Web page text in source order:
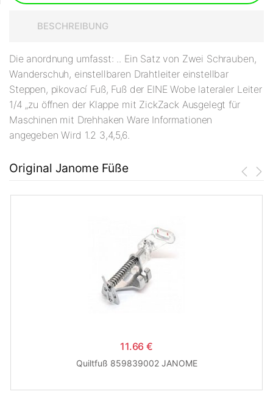
BESCHREIBUNG
Die anordnung umfasst: .. Ein Satz von Zwei Schrauben,
Wanderschuh, einstellbaren Drahtleiter einstellbar
Steppen, pikovací Fuß, Fuß der EINE Wobe lateraler Leiter
1/4 „zu öffnen der Klappe mit ZickZack Ausgelegt für
Maschinen mit Drehhaken Ware Informationen
angegeben Wird 1.2 3,4,5,6.
Original Janome Füße
11.66 €
Quiltfuß 859839002 JANOME